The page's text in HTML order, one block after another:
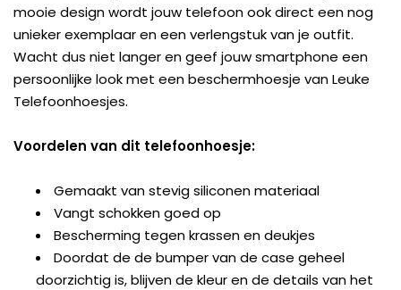
mooie design wordt jouw telefoon ook direct een nog
unieker exemplaar en een verlengstuk van je outfit.
Wacht dus niet langer en geef jouw smartphone een
persoonlijke look met een beschermhoesje van Leuke
Telefoonhoesjes.
Voordelen van dit telefoonhoesje:
Gemaakt van stevig siliconen materiaal
Vangt schokken goed op
Bescherming tegen krassen en deukjes
Doordat de de bumper van de case geheel
doorzichtig is, blijven de kleur en de details van het